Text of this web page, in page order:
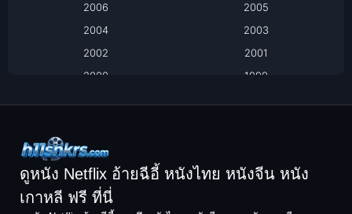
Comedy ตลก
2006
2005
2004
2003
2002
2001
2000
1999
1994
1992
1991
1990
ดูหนัง Netflix อ้ายฉีอี้ หนังไทย หนังจีน หนัง
เกาหลี ฟรี ที่นี่